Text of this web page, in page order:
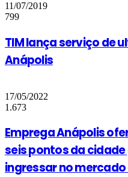
11/07/2019
799
TIM lança serviço de
Anápolis
17/05/2022
1.673
Emprega Anápolis
seis pontos da
ingressar no